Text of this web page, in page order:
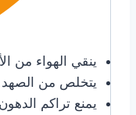
ينقي الهواء من
يتخلص من
يمنع تراكم